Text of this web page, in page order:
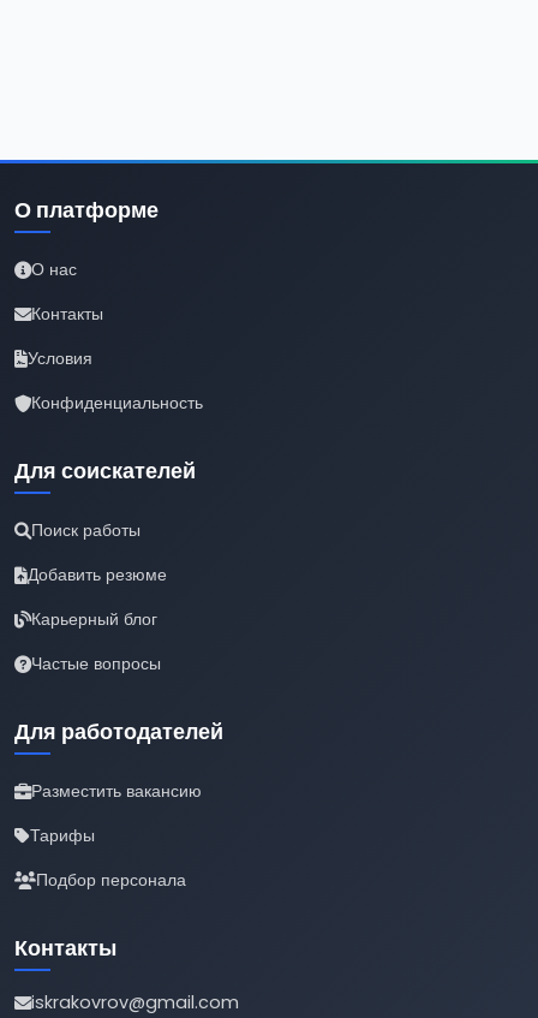
О платформе
О нас
Контакты
Условия
Конфиденциальность
Для соискателей
Поиск работы
Добавить резюме
Карьерный блог
Частые вопросы
Для работодателей
Разместить вакансию
Тарифы
Подбор персонала
Контакты
iskrakovrov@gmail.com